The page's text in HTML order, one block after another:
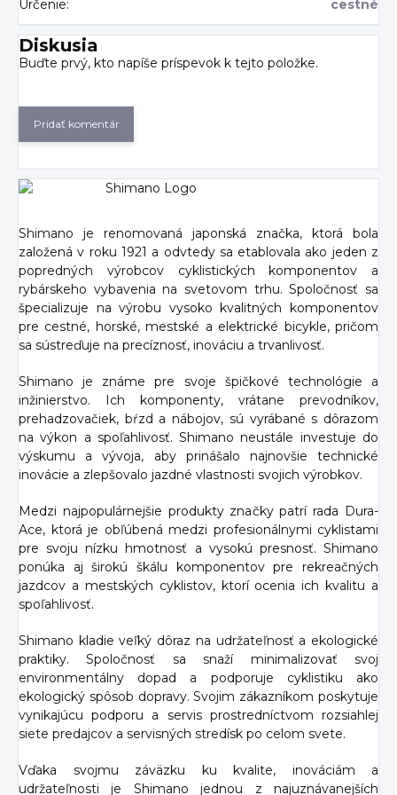
Určenie: cestné
Diskusia
Buďte prvý, kto napíše príspevok k tejto položke.
Pridať komentár
Shimano je renomovaná japonská značka, ktorá bola
založená v roku 1921 a odvtedy sa etablovala ako jeden z
popredných výrobcov cyklistických komponentov a
rybárskeho vybavenia na svetovom trhu. Spoločnosť sa
špecializuje na výrobu vysoko kvalitných komponentov
pre cestné, horské, mestské a elektrické bicykle, pričom
sa sústreďuje na precíznosť, inováciu a trvanlivosť.
Shimano je známe pre svoje špičkové technológie a
inžinierstvo. Ich komponenty, vrátane prevodníkov,
prehadzovačiek, bŕzd a nábojov, sú vyrábané s dôrazom
na výkon a spoľahlivosť. Shimano neustále investuje do
výskumu a vývoja, aby prinášalo najnovšie technické
inovácie a zlepšovalo jazdné vlastnosti svojich výrobkov.
Medzi najpopulárnejšie produkty značky patrí rada Dura-
Ace, ktorá je obľúbená medzi profesionálnymi cyklistami
pre svoju nízku hmotnosť a vysokú presnosť. Shimano
ponúka aj širokú škálu komponentov pre rekreačných
jazdcov a mestských cyklistov, ktorí ocenia ich kvalitu a
spoľahlivosť.
Shimano kladie veľký dôraz na udržateľnosť a ekologické
praktiky. Spoločnosť sa snaží minimalizovať svoj
environmentálny dopad a podporuje cyklistiku ako
ekologický spôsob dopravy. Svojim zákazníkom poskytuje
vynikajúcu podporu a servis prostredníctvom rozsiahlej
siete predajcov a servisných stredísk po celom svete.
Vďaka svojmu záväzku ku kvalite, inováciám a
udržateľnosti je Shimano jednou z najuznávanejších